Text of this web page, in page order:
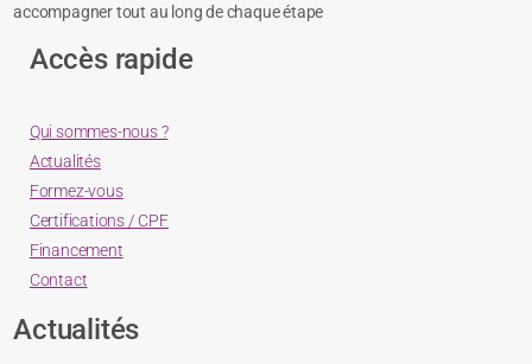
accompagner tout au long de chaque étape
Accès rapide
Qui sommes-nous ?
Actualités
Formez-vous
Certifications / CPF
Financement
Contact
Actualités